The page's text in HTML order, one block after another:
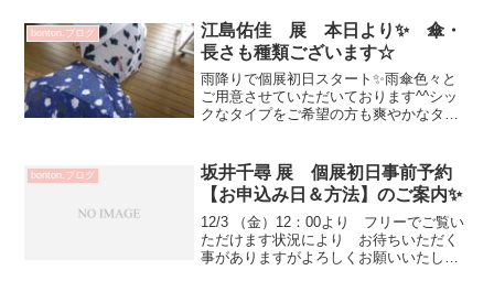
これからも うつわによって日々の暮ら
しをウキ...
bonton.ブログ
江島佑佳 展 本日より✨ 傘・
長さも種類ございます☆
雨降りで個展初日スタート✨雨傘色々と
ご用意させていただいております^^シッ
クなタイプをご希望の方も爽やかなタイ
使いいただける(^^)v骨の長さも デジタ
ルプリントは60...
bonton.ブログ
坂井千尋 展 個展初日事前予約
【お申込み日＆方法】のご案内✨
12/3 （金）12：00より フリーでご覧い
ただけます状況により お待ちいただく
事がありますがよろしくお願いいたしま